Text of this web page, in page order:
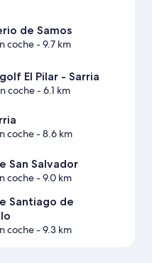
de Samos
coche- 9.7 km
El Pilar - Sarria
coche- 6.1 km
coche- 8.6 km
San Salvador
coche- 9.0 km
Santiago de
coche- 9.3 km